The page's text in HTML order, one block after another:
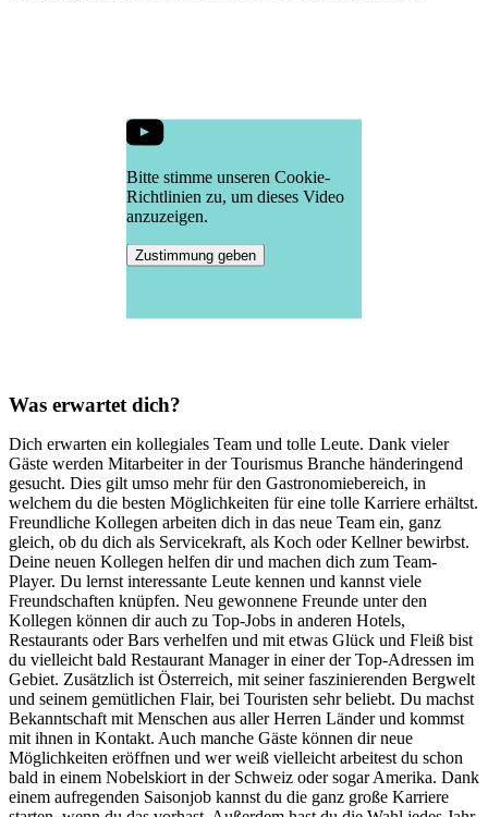
Bitte stimme unseren Cookie-
Richtlinien zu, um dieses Video
anzuzeigen.
Zustimmung geben
Was erwartet dich?
Dich erwarten ein kollegiales Team und tolle Leute. Dank vieler
Gäste werden Mitarbeiter in der Tourismus Branche händeringend
gesucht. Dies gilt umso mehr für den Gastronomiebereich, in
welchem du die besten Möglichkeiten für eine tolle Karriere erhältst.
Freundliche Kollegen arbeiten dich in das neue Team ein, ganz
gleich, ob du dich als Servicekraft, als Koch oder Kellner bewirbst.
Deine neuen Kollegen helfen dir und machen dich zum Team-
Player. Du lernst interessante Leute kennen und kannst viele
Freundschaften knüpfen. Neu gewonnene Freunde unter den
Kollegen können dir auch zu Top-Jobs in anderen Hotels,
Restaurants oder Bars verhelfen und mit etwas Glück und Fleiß bist
du vielleicht bald Restaurant Manager in einer der Top-Adressen im
Gebiet. Zusätzlich ist Österreich, mit seiner faszinierenden Bergwelt
und seinem gemütlichen Flair, bei Touristen sehr beliebt. Du machst
Bekanntschaft mit Menschen aus aller Herren Länder und kommst
mit ihnen in Kontakt. Auch manche Gäste können dir neue
Möglichkeiten eröffnen und wer weiß vielleicht arbeitest du schon
bald in einem Nobelskiort in der Schweiz oder sogar Amerika. Dank
einem aufregenden Saisonjob kannst du die ganz große Karriere